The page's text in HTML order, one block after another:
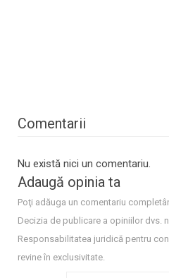
Comentarii
Nu există nici un comentariu.
Adaugă opinia ta
Poţi adăuga un comentariu
Decizia de publicare a opiniilor dvs.
Responsabilitatea juridică pentru
revine în exclusivitate.